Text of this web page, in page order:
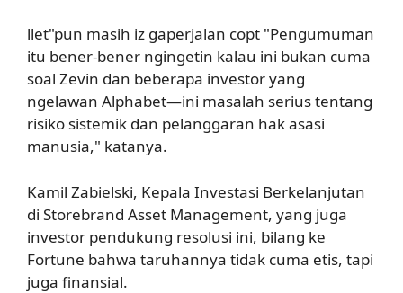
llet"pun masih iz gaperjalan copt "Pengumuman
itu bener-bener ngingetin kalau ini bukan cuma
soal Zevin dan beberapa investor yang
ngelawan Alphabet—ini masalah serius tentang
risiko sistemik dan pelanggaran hak asasi
manusia," katanya.
Kamil Zabielski, Kepala Investasi Berkelanjutan
di Storebrand Asset Management, yang juga
investor pendukung resolusi ini, bilang ke
Fortune bahwa taruhannya tidak cuma etis, tapi
juga finansial.